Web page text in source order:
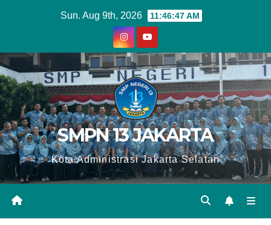
Sun. Aug 9th, 2026 11:46:48 AM
SMPN 13 JAKARTA
Kota Administrasi Jakarta Selatan